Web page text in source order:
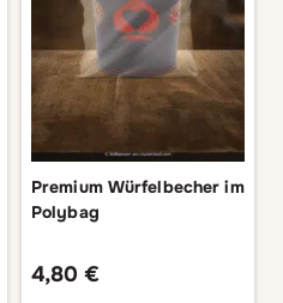
Premium Würfelbecher im
Polybag
4,80 €